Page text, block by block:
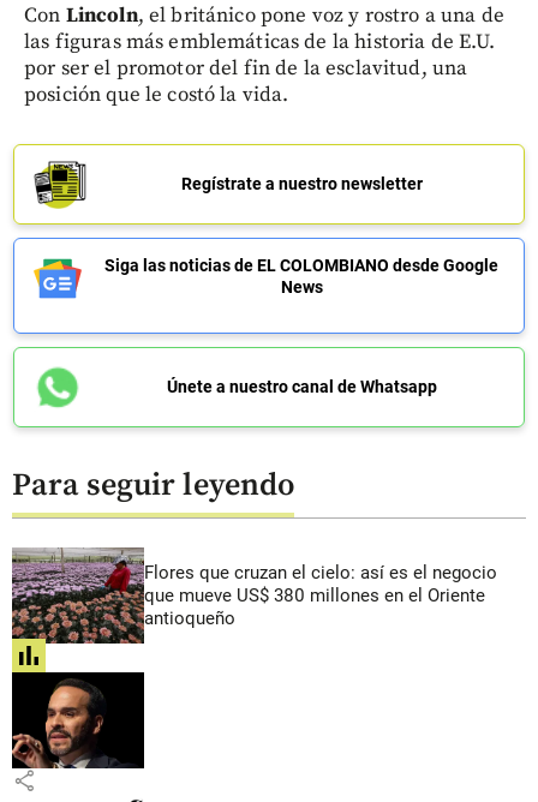
Con Lincoln, el británico pone voz y rostro a una de
las figuras más emblemáticas de la historia de E.U.
por ser el promotor del fin de la esclavitud, una
posición que le costó la vida.
Regístrate a nuestro newsletter
Siga las noticias de EL COLOMBIANO desde Google
News
Únete a nuestro canal de Whatsapp
Para seguir leyendo
Flores que cruzan el cielo: así es el negocio
que mueve US$ 380 millones en el Oriente
antioqueño
share
share